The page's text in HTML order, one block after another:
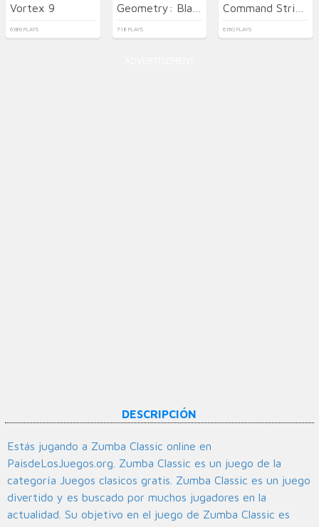
Vortex 9
6386 PLAYS 718 PLAYS 6160 PLAYS
DESCRIPCIÓN
Estás jugando a Zumba Classic online en
PaisdeLosJuegos.org. Zumba Classic es un juego de la
categoría Juegos clasicos gratis. Zumba Classic es un juego
divertido y es buscado por muchos jugadores en la
actualidad. Su objetivo en el juego de Zumba Classic es